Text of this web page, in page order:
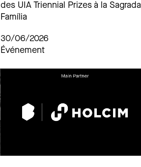
des UIA Triennial Prizes à la Sagrada
Família
30/06/2026
Événement